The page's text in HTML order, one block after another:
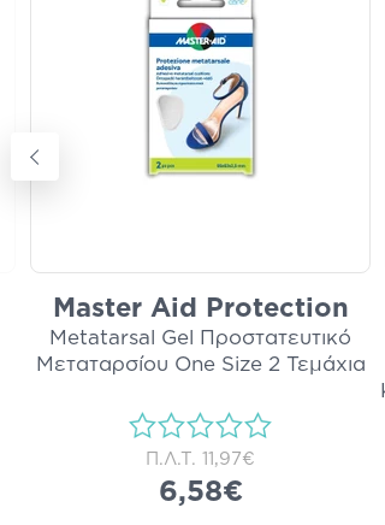
Master Aid Protection
Metatarsal Gel Προστατευτικό
Μεταταρσίου One Size 2 Τεμάχια
Π.Λ.Τ. 11,97€
6,58€